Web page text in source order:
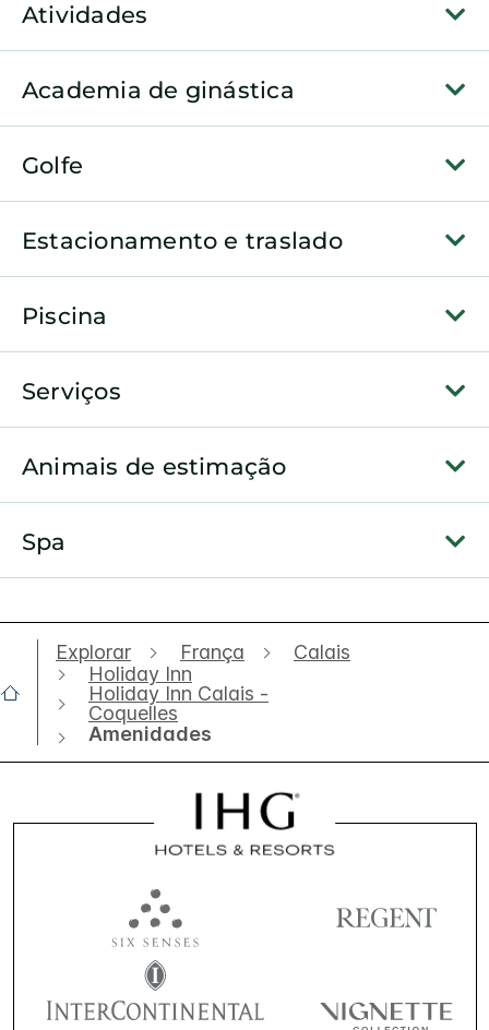
Atividades
Academia de ginástica
Golfe
Estacionamento e traslado
Piscina
Serviços
Animais de estimação
Spa
Explorar França
Calais
Holiday Inn
Holiday Inn Calais -
Coquelles
Amenidades